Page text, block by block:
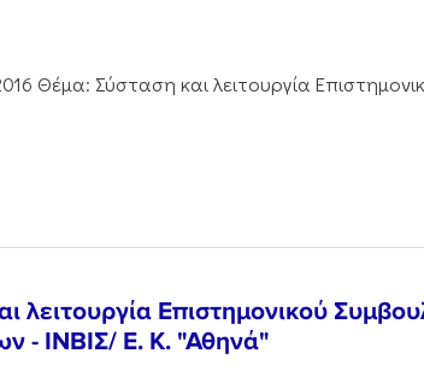
Θέμα: Σύσταση και λειτουργία
λειτουργία Επιστημονικού
- ΙΝΒΙΣ/ Ε. Κ. "Αθηνά"